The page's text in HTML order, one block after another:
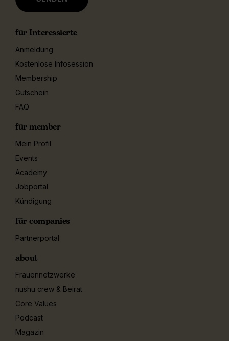
für Interessierte
Anmeldung
Kostenlose Infosession
Membership
Gutschein
FAQ
für member
Mein Profil
Events
Academy
Jobportal
Kündigung
für companies
Partnerportal
about
Frauennetzwerke
nushu crew & Beirat
Core Values
Podcast
Magazin